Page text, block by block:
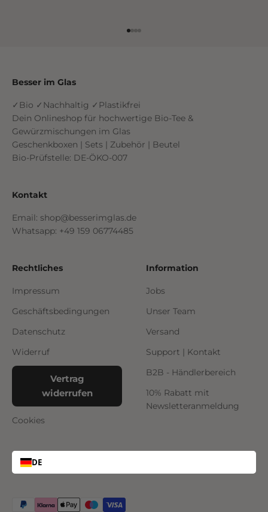
Besser im Glas
✓Bio ✓Nachhaltig ✓Plastikfrei
Dein Onlineshop für hochwertige Bio-Tee &
Gewürzmischungen im Glas
Geschenkboxen | Sets | Zubehör | Beutel
Bio-Prüfstelle: DE-ÖKO-007
Kontakt
Email: shop@besserimglas.de
Whatsapp: +49 159 06774485
Rechtliches
Impressum
Geschäftsbedingungen
Datenschutz
Widerruf
Vertrag
widerrufen
Cookies
Information
Jobs
Unser Team
Versand
Support | Kontakt
B2B - Händlerbereich
10% Rabatt mit
Newsletteranmeldung
DE